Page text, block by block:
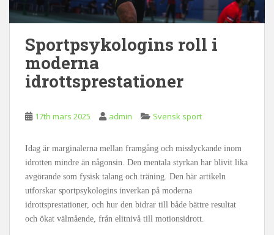
Sportpsykologins roll i
moderna
idrottsprestationer
17th mars 2025 admin Svensk sport
Idag är marginalerna mellan framgång och misslyckande inom
idrotten mindre än någonsin. Den mentala styrkan har blivit lika
avgörande som fysisk talang och träning. Den här artikeln
utforskar sportpsykologins inverkan på moderna
idrottsprestationer, och hur den bidrar till både bättre resultat
och ökat välmående, från elitnivå till motionsidrott.